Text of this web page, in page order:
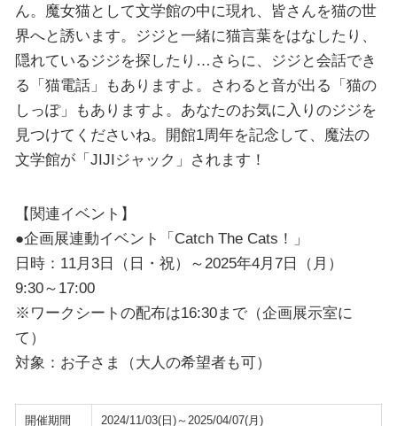
ん。魔女猫として文学館の中に現れ、皆さんを猫の世
界へと誘います。ジジと一緒に猫言葉をはなしたり、
隠れているジジを探したり…さらに、ジジと会話でき
る「猫電話」もありますよ。さわると音が出る「猫の
しっぽ」もありますよ。あなたのお気に入りのジジを
見つけてくださいね。開館1周年を記念して、魔法の
文学館が「JIJIジャック」されます！
【関連イベント】
●企画展連動イベント「Catch The Cats！」
日時：11月3日（日・祝）～2025年4月7日（月）
9:30～17:00
※ワークシートの配布は16:30まで（企画展示室に
て）
対象：お子さま（大人の希望者も可）
開催期間
2024/11/03(日)～2025/04/07(月)